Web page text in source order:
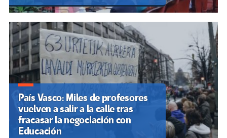
País Vasco: Miles de profesores
vuelven a salir a la calle tras
fracasar la negociación con
Educación